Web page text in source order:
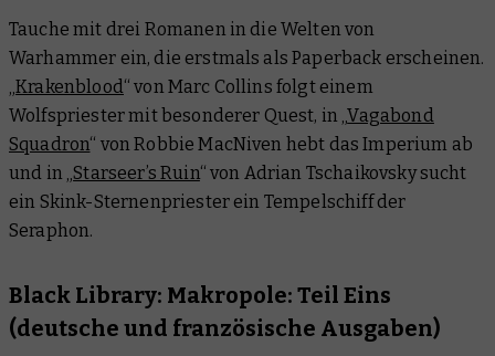
Tauche mit drei Romanen in die Welten von
Warhammer ein, die erstmals als Paperback erscheinen.
„Krakenblood “ von Marc Collins folgt einem
Wolfspriester mit besonderer Quest, in „Vagabond
Squadron“ von Robbie MacNiven hebt das Imperium ab
und in „Starseer’s Ruin“ von Adrian Tschaikovsky sucht
ein Skink-Sternenpriester ein Tempelschiff der
Seraphon.
Black Library: Makropole: Teil Eins
(deutsche und französische Ausgaben)